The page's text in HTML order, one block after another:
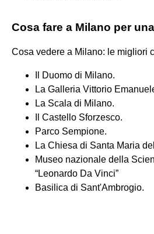
Cosa fare a Milano per
Cosa vedere a Milano: le migliori
Il Duomo di Milano.
La Galleria Vittorio
La Scala di Milano.
Il Castello Sforzesco.
Parco Sempione.
La Chiesa di Santa Maria
Museo nazionale della
“Leonardo Da Vinci”
Basilica di Sant'Ambrogio.